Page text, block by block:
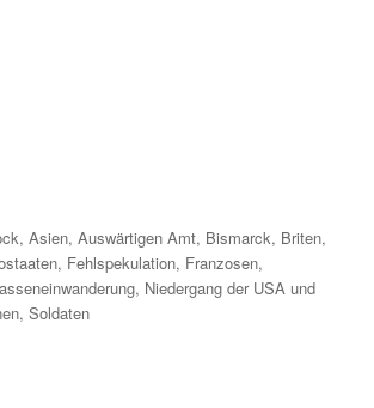
,Asien,Auswärtigen Amt, Bismarck, Briten,
, Fehlspekulation, Franzosen,
, Niedergang der USA und
,Soldaten